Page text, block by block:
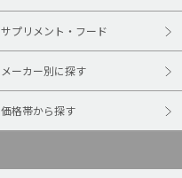
サプリメント・フード
メーカー別に探す
価格帯から探す